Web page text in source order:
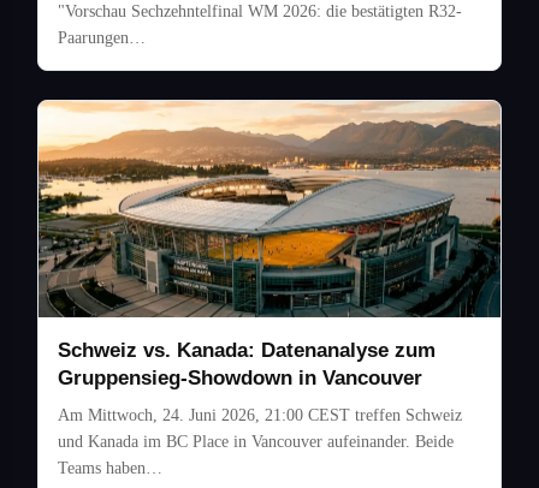
"Vorschau Sechzehntelfinal WM 2026: die bestätigten R32-
Paarungen…
Schweiz vs. Kanada: Datenanalyse zum
Gruppensieg-Showdown in Vancouver
Am Mittwoch, 24. Juni 2026, 21:00 CEST treffen Schweiz
und Kanada im BC Place in Vancouver aufeinander. Beide
Teams haben…